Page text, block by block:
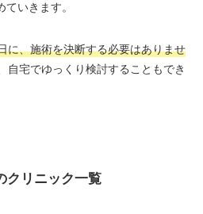
いきます。
に、施術を決断する必要はありませ
自宅でゆっくり検討することもでき
クリニック一覧